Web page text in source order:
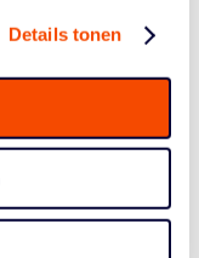
Details tonen
Basketball niet
Triple Threat
rust trekken
ballen, zodat
in gaan. De
met 23
gezien."
Triple Threat,